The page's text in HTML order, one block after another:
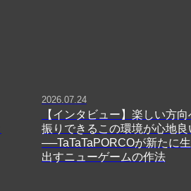
2026.07.24
【インタビュー】楽しい方
振りできるこの環境が心地良
──TaTaTaPORCOが新たに
出すニューゲームの作法